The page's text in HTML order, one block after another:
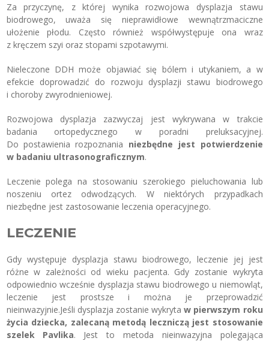
Za przyczynę, z której wynika rozwojowa dysplazja stawu
biodrowego, uważa się nieprawidłowe wewnątrzmaciczne
ułożenie płodu. Często również współwystępuje ona wraz
z kręczem szyi oraz stopami szpotawymi.
Nieleczone DDH może objawiać się bólem i utykaniem, a w
efekcie doprowadzić do rozwoju dysplazji stawu biodrowego
i choroby zwyrodnieniowej.
Rozwojowa dysplazja zazwyczaj jest wykrywana w trakcie
badania ortopedycznego w poradni preluksacyjnej.
Do postawienia rozpoznania niezbędne jest potwierdzenie
w badaniu ultrasonograficznym.
Leczenie polega na stosowaniu szerokiego pieluchowania lub
noszeniu ortez odwodzących. W niektórych przypadkach
niezbędne jest zastosowanie leczenia operacyjnego.
LECZENIE
Gdy występuje dysplazja stawu biodrowego, leczenie jej jest
różne w zależności od wieku pacjenta. Gdy zostanie wykryta
odpowiednio wcześnie dysplazja stawu biodrowego u niemowląt,
leczenie jest prostsze i można je przeprowadzić
nieinwazyjnie.Jeśli dysplazja zostanie wykryta w pierwszym roku
życia dziecka, zalecaną metodą leczniczą jest stosowanie
szelek Pavlika. Jest to metoda nieinwazyjna polegająca